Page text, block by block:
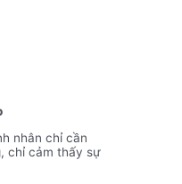
nhân chỉ cần
chỉ cảm thấy sự